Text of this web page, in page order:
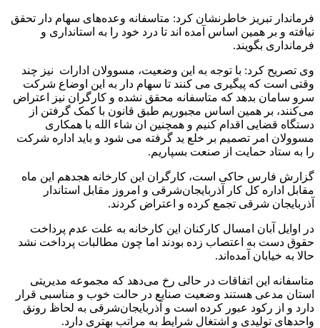
فرماندار تبریز خاطرنشان کرد: متاسفانه وعده‌های سهام دار تحقق
نیافته و بر همین اساس آمده اند تا درد خود را به استانداری و
فرمانداری بگویند.
وی تصریح کرد: با توجه به این وضعیت، مسوولان ادارات نیز چند
وقتی است که پیگیری می کنند تا سهام دار به این اوضاع شرکت
سرو سامان بدهد که متاسفانه محقق نشده و کارگران نیز اعتراض
می‌کنند، بر همین اساس مجبوریم طبق قانون با کمک گرفتن از
دستگاه قضایی اقدام کنیم و همچنین ان شاء الله با همکاری
مسوولان امر تصمیم بر خلع ید گرفته می شود و باید اداره شرکت
را به ستاد حمایت از صنعت بسپاریم.
گزارش فارس حاکی است، کارگران این کارخانه هجدهم این ماه
مقابل اداره‌ کل کار آذربایجان‌شرقی و امروز مقابل استاندار
آذربایجان شرقی تجمع کرده و اعتراض کردند.
در اوایل آبان امسال کارکنان این کارخانه به علت عدم پرداخت
حقوق دست به اعتصاب زده بودند اما چون مطالبات پرداخت نشد
حالا به خیابان آمده‌اند.
متاسفانه این اتفاقات در حالی رخ می‌دهد که مجموعه مدیریتی
استان مدعی هستند وضعیت صنایع در حالت خوب و مناسبی قرار
دارد و از رکود عبور کرده است و آذربایجان‌شرقی به لحاظ رونق
واحدهای تولیدی و اشتغال شرایط به مراتب بهتری دارد.